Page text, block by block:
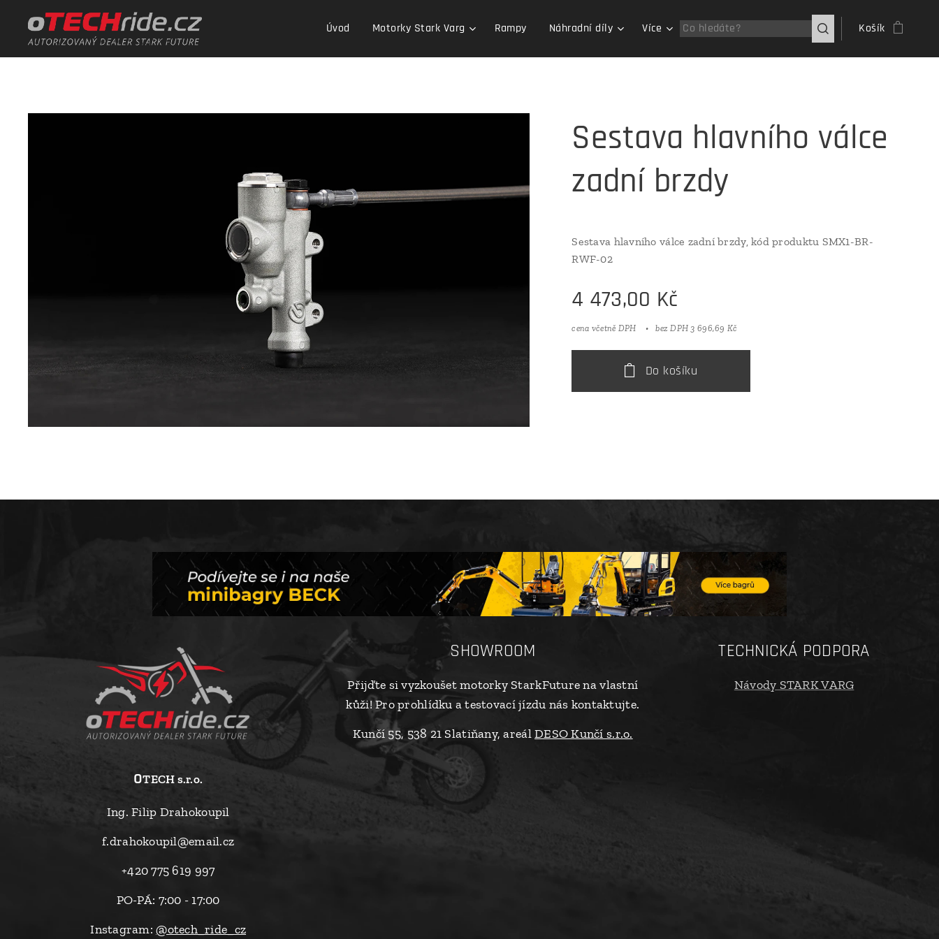
Úvod Motorky Stark Varg Rampy Náhradní díly Více Košík
Sestava hlavního válce
zadní brzdy
Sestava hlavního válce zadní brzdy, kód produktu SMX1-BR-
RWF-02
4 473,00 Kč
cena včetně DPH bez DPH 3 696,69 Kč
Do košíku
oTECH s.r.o.
Ing. Filip Drahokoupil
f.drahokoupil@email.cz
+420 775 619 997
PO-PÁ: 7:00 - 17:00
Instagram:@otech_ride_cz
SHOWROOM
Přijďte si vyzkoušet motorky StarkFuture na vlastní
kůži! Pro prohlídku a testovací jízdu nás kontaktujte.
Kunčí 55, 538 21 Slatiňany, areálDESO Kunčí s.r.o.
TECHNICKÁ PODPORA
Návody STARK VARG